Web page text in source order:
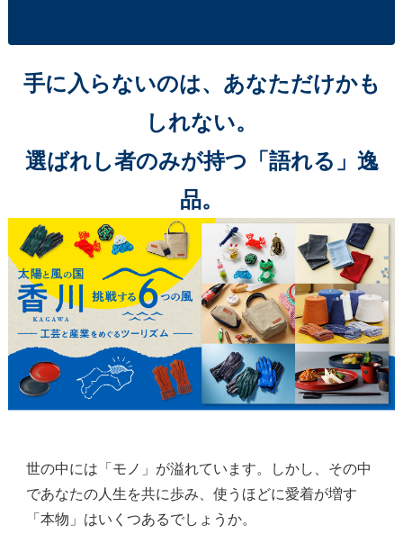
手に入らないのは、あなただけかも
しれない。
選ばれし者のみが持つ「語れる」逸
品。
世の中には「モノ」が溢れています。しかし、その中
であなたの人生を共に歩み、使うほどに愛着が増す
「本物」はいくつあるでしょうか。